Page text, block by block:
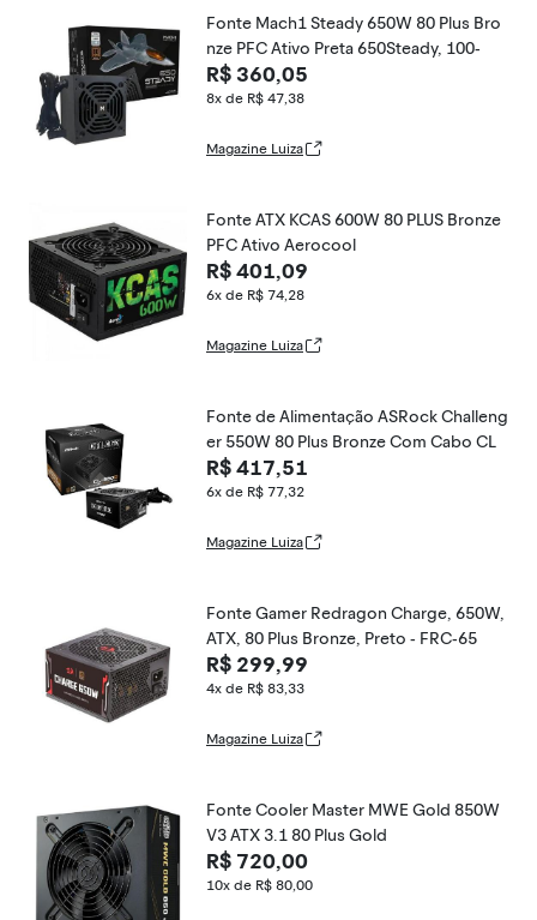
Fonte Mach1 Steady 650W 80 Plus Bro
nze PFC Ativo Preta 650Steady, 100-
R$ 360,05
8x de R$ 47,38
Magazine Luiza
Fonte ATX KCAS 600W 80 PLUS Bronze
PFC Ativo Aerocool
R$ 401,09
6x de R$ 74,28
Magazine Luiza
Fonte de Alimentação ASRock Challeng
er 550W 80 Plus Bronze Com Cabo CL
R$ 417,51
6x de R$ 77,32
Magazine Luiza
Fonte Gamer Redragon Charge, 650W,
ATX, 80 Plus Bronze, Preto - FRC-65
R$ 299,99
4x de R$ 83,33
Magazine Luiza
Fonte Cooler Master MWE Gold 850W
V3 ATX 3.1 80 Plus Gold
R$ 720,00
10x de R$ 80,00